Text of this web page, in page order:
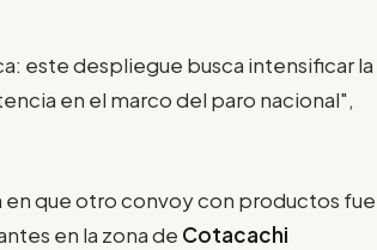
este despliegue busca intensificar la
en el marco del paro nacional",
que otro convoy con productos fue
en la zona de Cotacachi